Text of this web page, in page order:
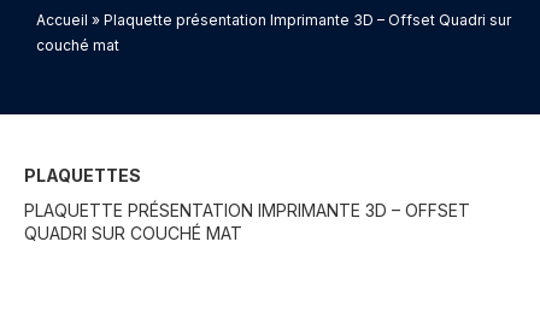
Accueil » Plaquette présentation Imprimante 3D – Offset Quadri sur
couché mat
PLAQUETTES
PLAQUETTE PRÉSENTATION IMPRIMANTE 3D – OFFSET
QUADRI SUR COUCHÉ MAT